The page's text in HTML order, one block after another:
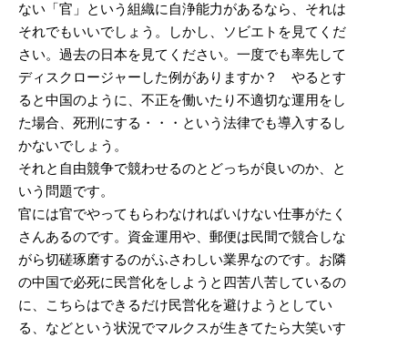
ない「官」という組織に自浄能力があるなら、それは
それでもいいでしょう。しかし、ソビエトを見てくだ
さい。過去の日本を見てください。一度でも率先して
ディスクロージャーした例がありますか？ やるとす
ると中国のように、不正を働いたり不適切な運用をし
た場合、死刑にする・・・という法律でも導入するし
かないでしょう。
それと自由競争で競わせるのとどっちが良いのか、と
いう問題です。
官には官でやってもらわなければいけない仕事がたく
さんあるのです。資金運用や、郵便は民間で競合しな
がら切磋琢磨するのがふさわしい業界なのです。お隣
の中国で必死に民営化をしようと四苦八苦しているの
に、こちらはできるだけ民営化を避けようとしてい
る、などという状況でマルクスが生きてたら大笑いす